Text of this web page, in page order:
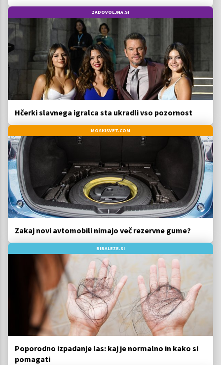
ZADOVOLJNA.SI
Hčerki slavnega igralca sta ukradli vso pozornost
MOSKISVET.COM
Zakaj novi avtomobili nimajo več rezervne gume?
BIBALEZE.SI
Poporodno izpadanje las: kaj je normalno in kako si
pomagati